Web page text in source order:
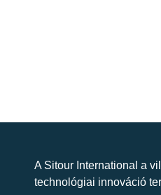
A Sitour International a
technológiai innováció